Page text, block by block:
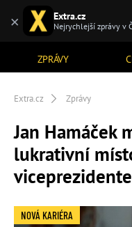
ZPRÁVY
Extra.cz Zprávy
Jan Hamáček
lukrativní
NOVÁ KARIÉRA
× Extra.cz
Nejrychlejší zprávy v